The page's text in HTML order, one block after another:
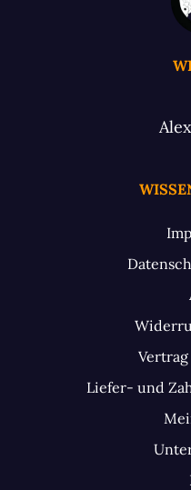
Liefer- und